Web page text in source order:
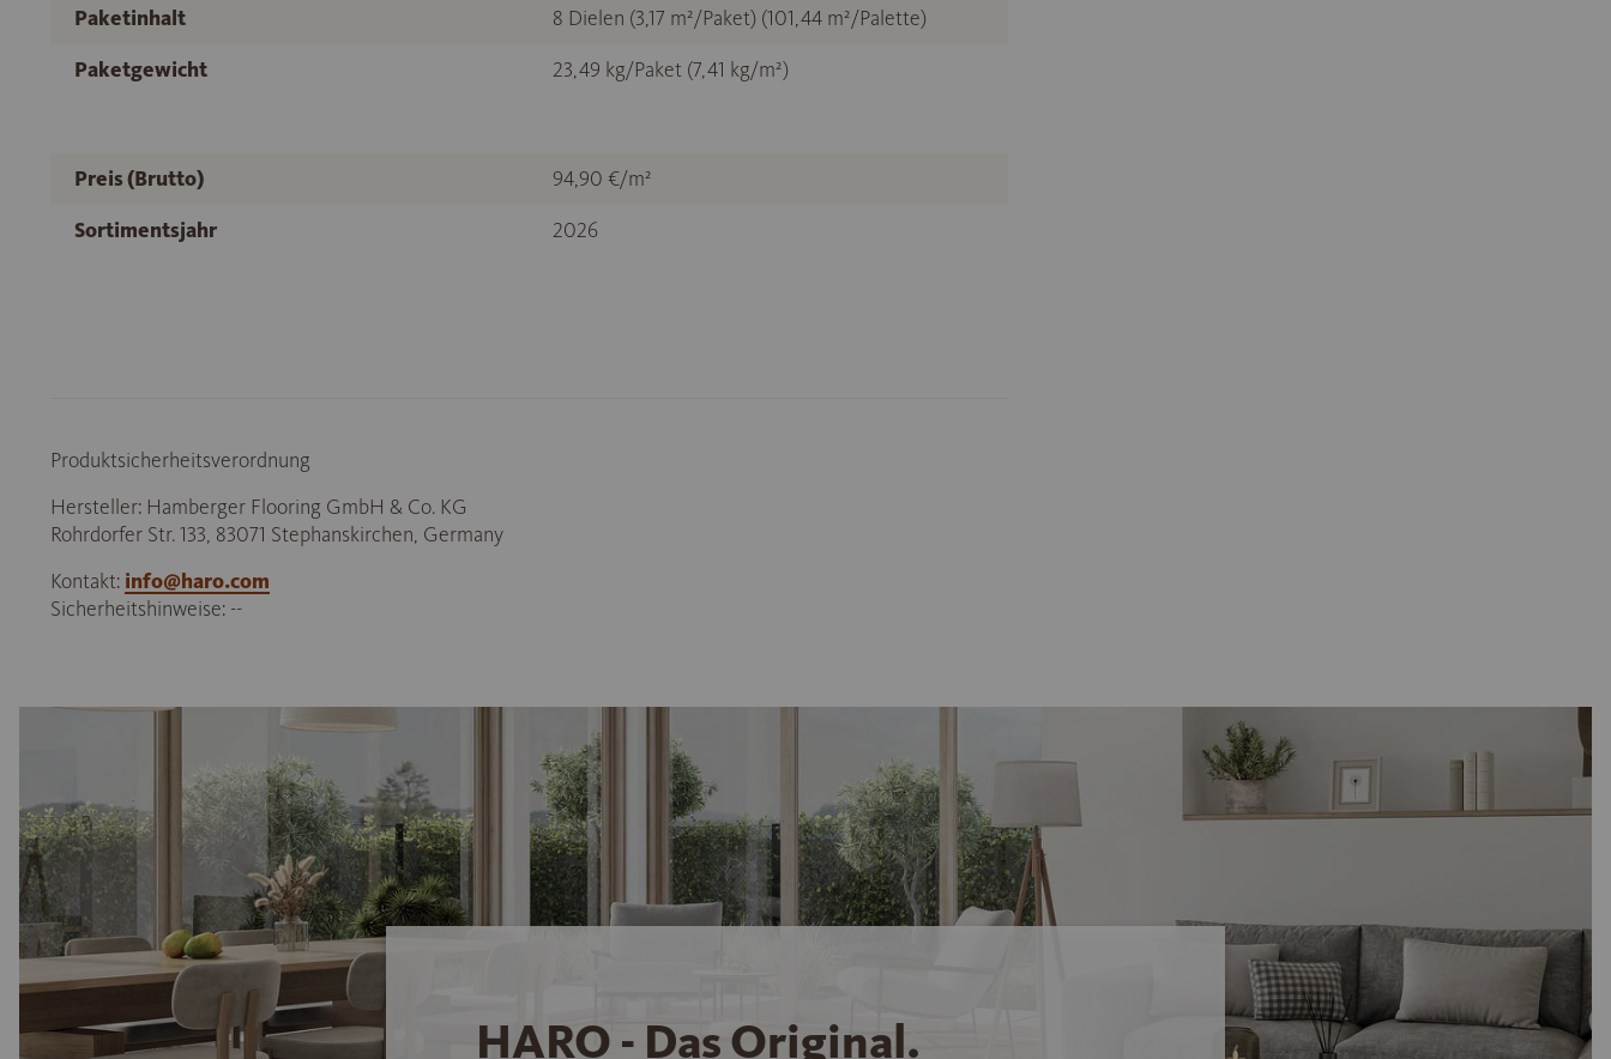
Paketinhalt
8 Dielen (3,17 m²/Paket) (101,44 m²/Palette)
Paketgewicht
23,49 kg/Paket (7,41 kg/m²)
Preis (Brutto)
94,90 €/m²
Sortimentsjahr
2026
Produktsicherheitsverordnung
Hersteller: Hamberger Flooring GmbH & Co. KG
Rohrdorfer Str. 133, 83071 Stephanskirchen, Germany
Kontakt: info@haro.com
Sicherheitshinweise: --
HARO - Das Original.